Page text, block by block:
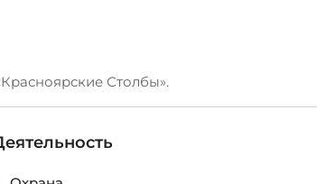
Столбы».